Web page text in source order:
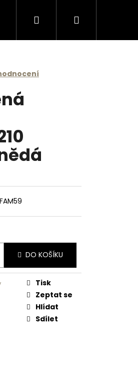
Podporujeme
PřihlášeníNákupní
FAM59
DO KOŠÍKU
Tisk
Zeptat se
Hlídat
Sdílet